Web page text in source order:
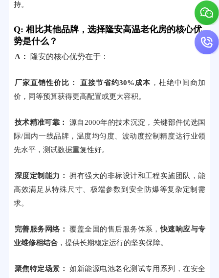
持。
Q: 相比其他品牌，选择隆安高温老化房的核心优
势是什么？
A： 隆安的核心优势在于：
厂家直销性价比： 直接节省约30%成本 ，杜绝中间商加
价，同等预算获得更高配置或更大容积。
技术精准可靠：
源自2000年的技术沉淀，关键部件优选国
际/国内一线品牌，温度均匀度、波动度控制精度达行业领
先水平，测试数据重复性好。
深度定制能力：
拥有强大的非标设计和工程实施团队，能
高效满足从特殊尺寸、极端参数到安全防爆等复杂定制需
求。
完善服务网络： 覆盖全国的售后服务体系，快速响应与专
业维修相结合，提供长期稳定运行的坚实保障。
聚焦特定场景：
如新能源电池老化测试专用系列，在安全